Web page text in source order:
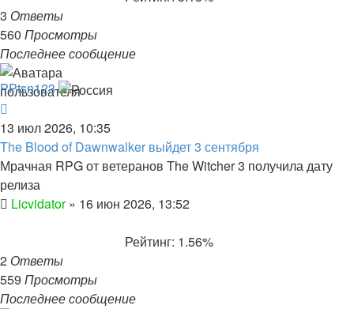
3 Ответы
560 Просмотры
Последнее сообщение
PPtsn123
13 июл 2026, 10:35
The Blood of Dawnwalker выйдет 3 сентября
Мрачная RPG от ветеранов The Witcher 3 получила дату
релиза
Licvidator» 16 июн 2026, 13:52
Рейтинг: 1.56%
2 Ответы
559 Просмотры
Последнее сообщение